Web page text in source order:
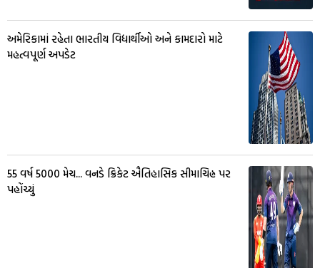
અમેરિકામાં રહેતા ભારતીય વિદ્યાર્થીઓ અને કામદારો માટે
મહત્વપૂર્ણ અપડેટ
55 વર્ષ 5000 મેચ... વનડે ક્રિકેટ ઐતિહાસિક સીમાચિહ્ન પર
પહોંચ્યું